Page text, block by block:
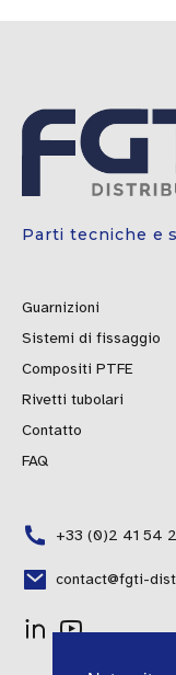
Parti tecniche e
Guarnizioni
Sistemi di fissaggio
Compositi PTFE
Rivetti tubolari
Contatto
FAQ
+33 (0)2 41 54
contact@fgti-